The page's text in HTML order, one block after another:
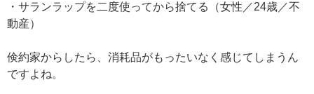
・サランラップを二度使ってから捨てる（女性／24歳／不
動産）
倹約家からしたら、消耗品がもったいなく感じてしまうん
ですよね。